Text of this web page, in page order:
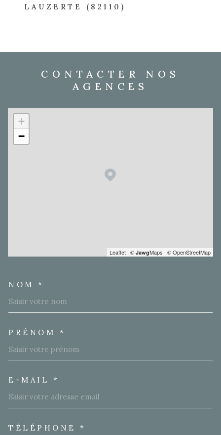
LAUZERTE (82110)
CONTACTER NOS
AGENCES
+
−
Leaflet | © JawgMaps | © OpenStreetMap
NOM *
PRÉNOM *
E-MAIL *
TÉLÉPHONE *